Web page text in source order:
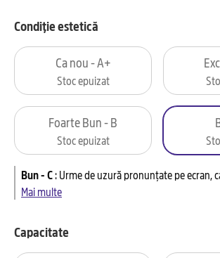
Condiție estetică
Ca nou - A+
Stoc epuizat
Foarte Bun - B
Stoc epuizat
Bun - C:Urme de uzură pronunțate pe ecran,
Mai multe
Capacitate